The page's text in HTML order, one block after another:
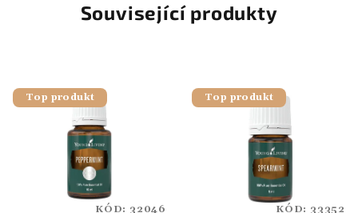
Související produkty
Top produkt
KÓD: 32046
Top produkt
KÓD: 33352